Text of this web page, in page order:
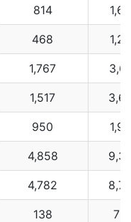
814
468
1,767
1,517
950
4,858
4,782
138